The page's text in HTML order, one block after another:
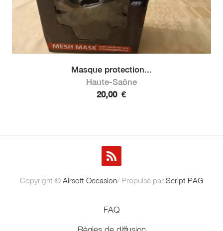
Masque protection...
Haute-Saône
20,00 €
Copyright © Airsoft Occasion/ Propulsé par Script PAG
FAQ